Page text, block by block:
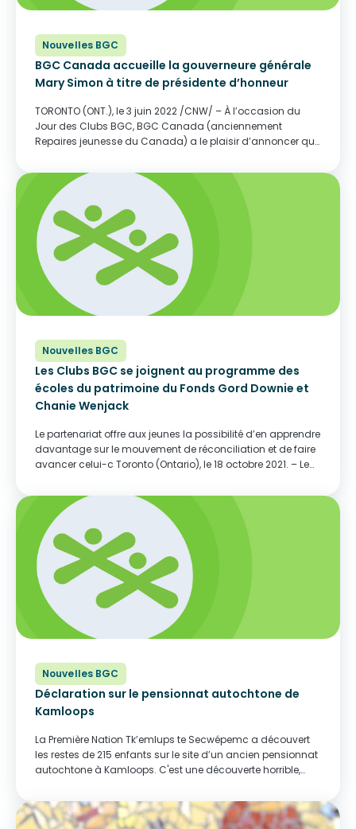
Nouvelles BGC
BGC Canada accueille la gouverneure générale
Mary Simon à titre de présidente d’honneur
TORONTO (ONT.), le 3 juin 2022 /CNW/ – À l’occasion du
Jour des Clubs BGC, BGC Canada (anciennement
Repaires jeunesse du Canada) a le plaisir d’annoncer que
générale du Canada, sera sa présidente d’honneur. En
tant...
Nouvelles BGC
Les Clubs BGC se joignent au programme des
écoles du patrimoine du Fonds Gord Downie et
Chanie Wenjack
Le partenariat offre aux jeunes la possibilité d’en apprendre
davantage sur le mouvement de réconciliation et de faire
avancer celui-c Toronto (Ontario), le 18 octobre 2021. – Le
BGC Canada pour fournir aux...
Nouvelles BGC
Déclaration sur le pensionnat autochtone de
Kamloops
La Première Nation Tk’emlups te Secwépemc a découvert
les restes de 215 enfants sur le site d’un ancien pensionnat
autochtone à Kamloops. C'est une découverte horrible,
drapeaux sont en berne dans tout le...